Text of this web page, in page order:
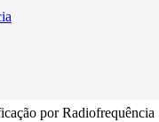
por Radiofrequência